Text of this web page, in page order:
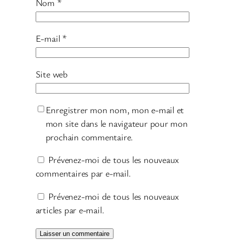
E-mail *
Site web
Enregistrer mon nom, mon e-mail et
mon site dans le navigateur pour mon
prochain commentaire.
Prévenez-moi de tous les nouveaux
commentaires par e-mail.
Prévenez-moi de tous les nouveaux
articles par e-mail.